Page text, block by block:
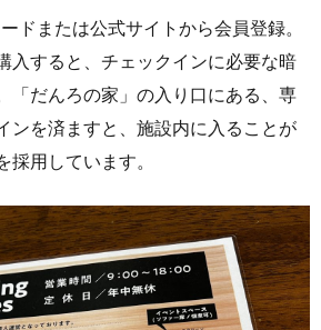
ドまたは公式サイトから会員登録。
入すると、チェックインに必要な暗
「だんろの家」の入り口にある、専
ンを済ますと、施設内に入ることが
用しています。